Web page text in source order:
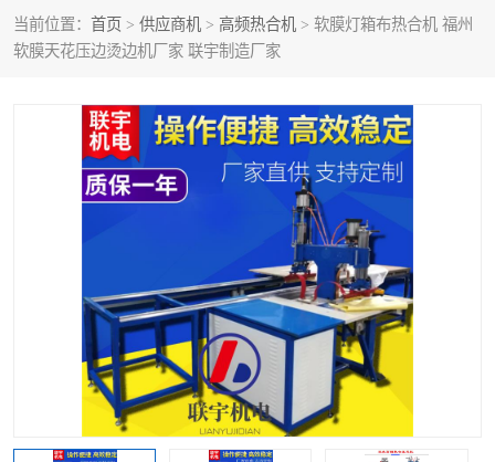
当前位置： 首页 > 供应商机 > 高频热合机 > 软膜灯箱布热合机 福州
软膜天花压边烫边机厂家 联宇制造厂家
3040凹凸压花机 双头服装凹凸压花机
高频压花压标机 自动超声波打片成型机
泡壳包装封口机 海绵产品成型机